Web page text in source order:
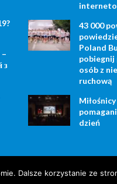
з
43 000
Poland
pobiegnij
osób z
ruchową
dzień
Dalsze korzystanie ze